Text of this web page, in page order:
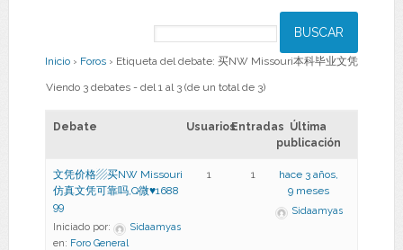
Inicio › Foros › Etiqueta del debate: 买NW Missouri本科毕业文凭
Viendo 3 debates - del 1 al 3 (de un total de 3)
Debate UsuariosEntradas Última
publicación
文凭价格▨买NW Missouri
仿真文凭可靠吗,Q微♥1688
99
Iniciado por:
Sidaamyas
en: Foro General
1 1
hace 3 años,
9 meses
Sidaamyas